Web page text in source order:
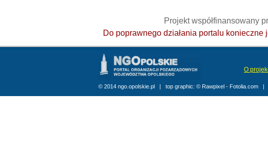
Projekt współfinansowany
Do poprawnego działania portalu
© 2014 ngo.opolskie.pl | top graphic: © Rawpixel - Fotolia.com |
O